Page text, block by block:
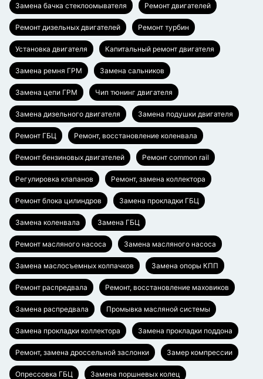
Замена бачка стеклоомывателя Ремонт двигателей
Ремонт дизельных двигателей Ремонт турбин
Установка двигателя Капитальный ремонт двигателя
Замена ремня ГРМ Замена сальников
Замена цепи ГРМ Чип тюнинг двигателя
Замена дизельного двигателя Замена подушки двигателя
Ремонт ГБЦ Ремонт, восстановление коленвала
Ремонт бензиновых двигателей Ремонт common rail
Регулировка клапанов Ремонт, замена коллектора
Ремонт блока цилиндров Замена прокладки ГБЦ
Замена коленвала Замена ГБЦ
Ремонт масляного насоса Замена масляного насоса
Замена маслосъемных колпачков Замена опоры КПП
Ремонт распредвала Ремонт, восстановление маховиков
Замена распредвала Промывка масляной системы
Замена прокладки коллектора Замена прокладки поддона
Ремонт, замена дроссельной заслонки Замер компрессии
Опрессовка ГБЦ Замена поршневых колец